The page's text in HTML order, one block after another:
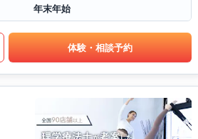
年末年始
体験・相談予約